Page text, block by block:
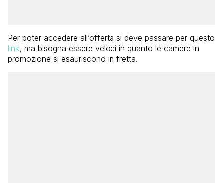
Per poter accedere all’offerta si deve passare per questo
link, ma bisogna essere veloci in quanto le camere in
promozione si esauriscono in fretta.